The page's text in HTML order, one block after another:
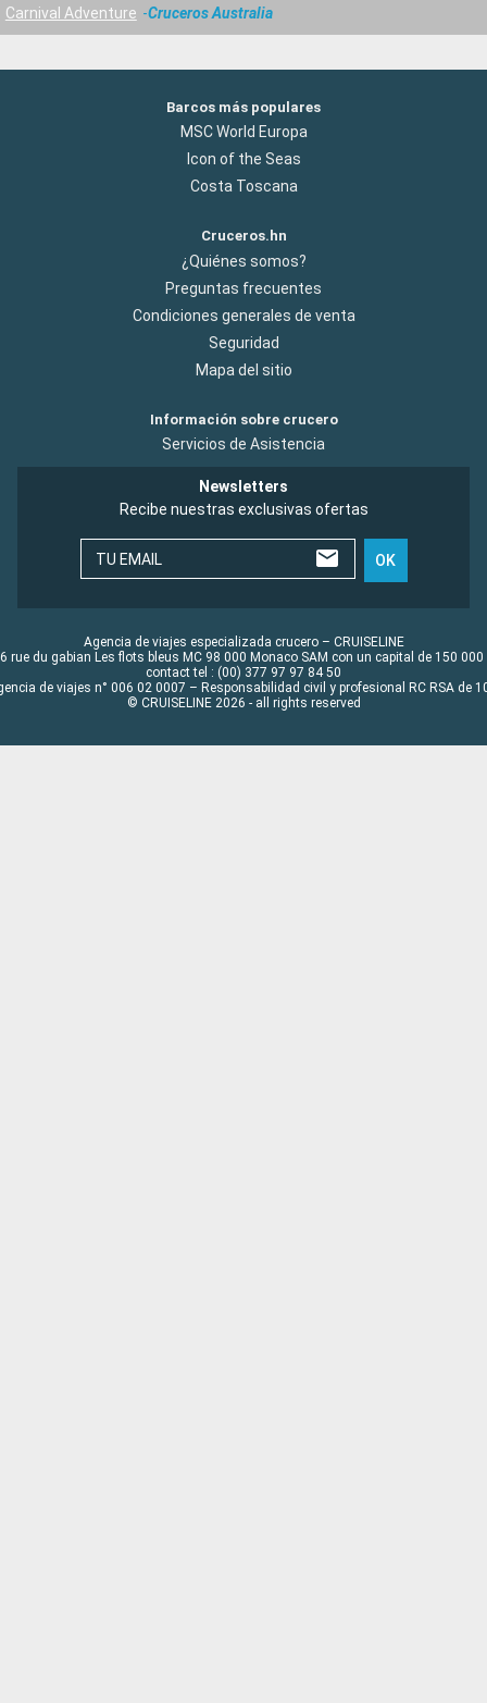
Carnival Adventure
Cruceros Australia
Barcos más populares
MSC World Europa
Icon of the Seas
Costa Toscana
Cruceros.hn
¿Quiénes somos?
Preguntas frecuentes
Condiciones generales de venta
Seguridad
Mapa del sitio
Información sobre crucero
Servicios de Asistencia
Newsletters
Recibe nuestras exclusivas ofertas
TU EMAIL OK
Agencia de viajes especializada crucero – CRUISELINE
rue du gabian Les flots bleus MC 98 000 Monaco SAM con un capital de 150 000
contact tel : (00) 377 97 97 84 50
de viajes n° 006 02 0007 – Responsabilidad civil y profesional RC RSA de
© CRUISELINE 2026 - all rights reserved